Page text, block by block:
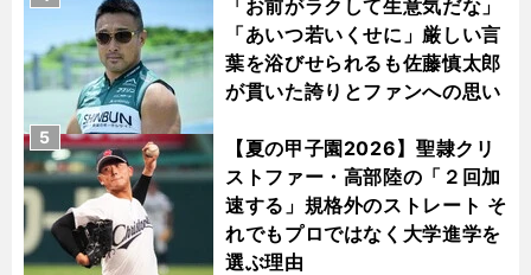
「お前がラクして生意気だな」
「あいつ若いくせに」厳しい言
葉を浴びせられるも佐藤慎太郎
が貫いた誇りとファンへの思い
【夏の甲子園2026】聖隷クリ
ストファー・高部陸の「２回加
速する」規格外のストレート そ
れでもプロではなく大学進学を
選ぶ理由
5